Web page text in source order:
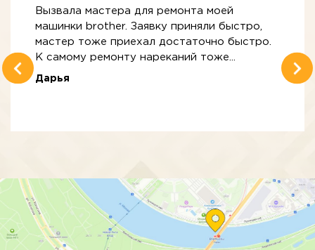
Вызвала мастера для ремонта моей
машинки brother. Заявку приняли быстро,
мастер тоже приехал достаточно быстро.
К самому ремонту нареканий тоже...
Дарья